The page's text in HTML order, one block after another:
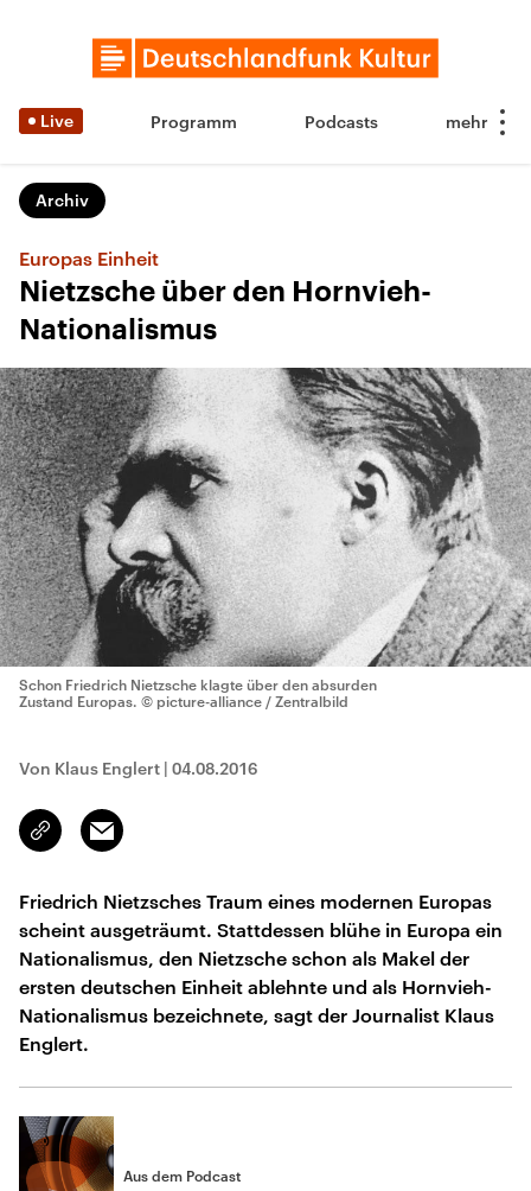
Live Programm Podcasts
Archiv
Europas Einheit
Nietzsche über den Hornvieh-
Nationalismus
Schon Friedrich Nietzsche klagte über den absurden
Zustand Europas. © picture-alliance / Zentralbild
Von Klaus Englert | 04.08.2016
Link
kopieren/teilen
Email
Friedrich Nietzsches Traum eines modernen Europas
scheint ausgeträumt. Stattdessen blühe in Europa ein
Nationalismus, den Nietzsche schon als Makel der
ersten deutschen Einheit ablehnte und als Hornvieh-
Nationalismus bezeichnete, sagt der Journalist Klaus
Englert.
Aus dem Podcast